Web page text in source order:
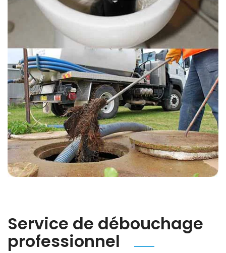
Service de débouchage
professionnel